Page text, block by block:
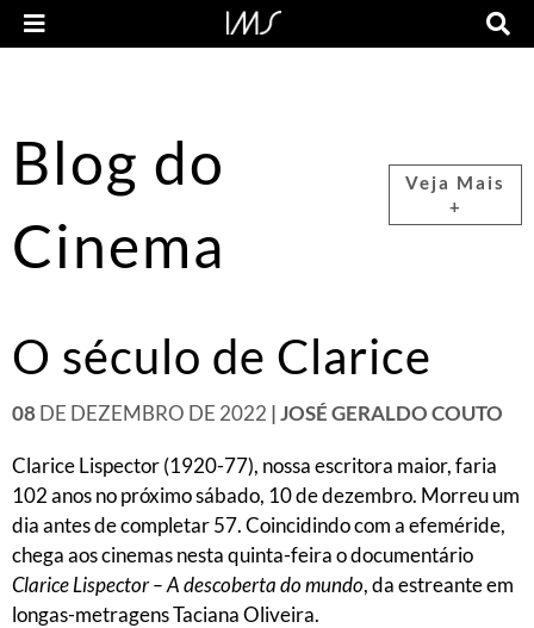
Blog do
Cinema
Veja Mais
+
O século de Clarice
08DE DEZEMBRO DE 2022 | JOSÉ GERALDO COUTO
Clarice Lispector (1920-77), nossa escritora maior, faria
102 anos no próximo sábado, 10 de dezembro. Morreu um
dia antes de completar 57. Coincidindo com a efeméride,
chega aos cinemas nesta quinta-feira o documentário
Clarice Lispector – A descoberta do mundo, da estreante em
longas-metragens Taciana Oliveira.